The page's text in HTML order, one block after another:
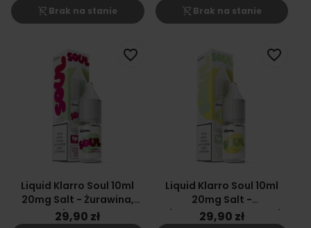
shopping_cart_off Brak na stanie shopping_cart_off Brak na stanie
Liquid Klarro Soul 10ml
20mg Salt - Żurawina,
Winogron
29,90 zł
favorite_border
Liquid Klarro Soul 10ml
20mg Salt -
Winogronowy Energetyk
29,90 zł
favorite_border